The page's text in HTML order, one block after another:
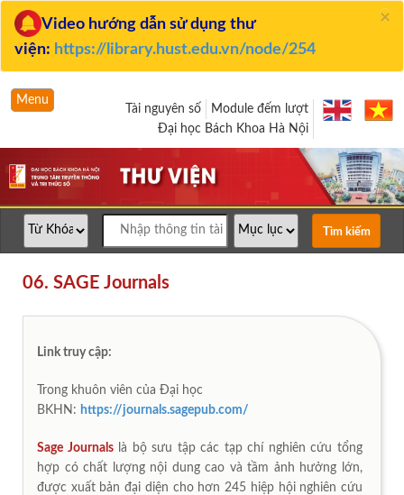
×
Video hướng dẫn sử dụng thư
viện: https://library.hust.edu.vn/node/254
Module đếm lượt
Tài nguyên số
Đại học Bách Khoa Hà Nội
Menu
06. SAGE Journals
Link truy cập:
Trong khuôn viên của Đại học
BKHN: https://journals.sagepub.com/
Sage Journalslà bộ sưu tập các tạp chí nghiên cứu tổng
hợp có chất lượng nội dung cao và tầm ảnh hưởng lớn,
được xuất bản đại diện cho hơn 245 hiệp hội nghiên cứu